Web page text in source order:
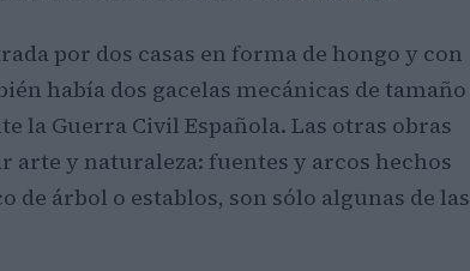
por dos casas en forma de hongo y con
había dos gacelas mecánicas de tamaño
la Guerra Civil Española. Las otras obras
y naturaleza: fuentes y arcos hechos
árbol o establos, son sólo algunas de las